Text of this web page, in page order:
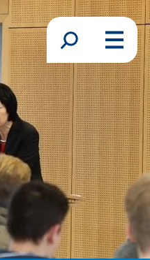
Direkt zum Inhalt
Suchformular
Menü